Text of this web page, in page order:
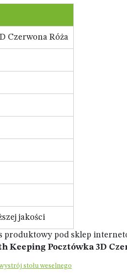
Czerwona Róża
jakości
produktowy pod sklep
Keeping Pocztówka 3D
stołu weselnego